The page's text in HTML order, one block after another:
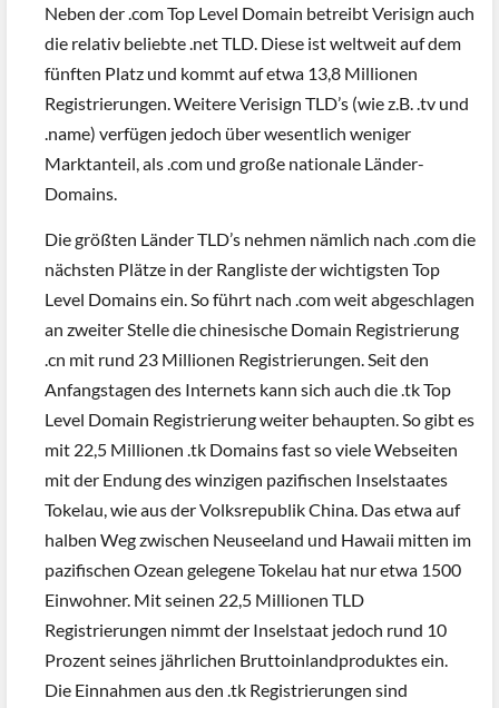
Neben der .com Top Level Domain betreibt Verisign auch
die relativ beliebte .net TLD. Diese ist weltweit auf dem
fünften Platz und kommt auf etwa 13,8 Millionen
Registrierungen. Weitere Verisign TLD’s (wie z.B. .tv und
.name) verfügen jedoch über wesentlich weniger
Marktanteil, als .com und große nationale Länder-
Domains.
Die größten Länder TLD’s nehmen nämlich nach .com die
nächsten Plätze in der Rangliste der wichtigsten Top
Level Domains ein. So führt nach .com weit abgeschlagen
an zweiter Stelle die chinesische Domain Registrierung
.cn mit rund 23 Millionen Registrierungen. Seit den
Anfangstagen des Internets kann sich auch die .tk Top
Level Domain Registrierung weiter behaupten. So gibt es
mit 22,5 Millionen .tk Domains fast so viele Webseiten
mit der Endung des winzigen pazifischen Inselstaates
Tokelau, wie aus der Volksrepublik China. Das etwa auf
halben Weg zwischen Neuseeland und Hawaii mitten im
pazifischen Ozean gelegene Tokelau hat nur etwa 1500
Einwohner. Mit seinen 22,5 Millionen TLD
Registrierungen nimmt der Inselstaat jedoch rund 10
Prozent seines jährlichen Bruttoinlandproduktes ein.
Die Einnahmen aus den .tk Registrierungen sind